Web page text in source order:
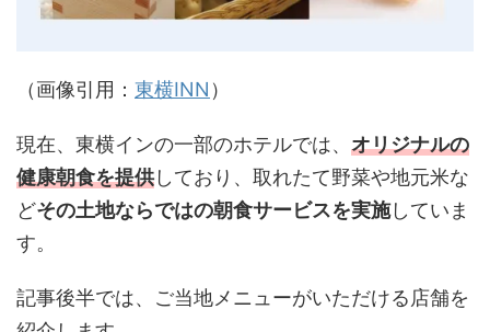
（画像引用： 東横INN ）
現在、東横インの一部のホテルでは、 オリジナルの
健康朝食を提供しており、取れたて野菜や地元米な
どその土地ならではの朝食サービスを実施していま
す。
記事後半では、ご当地メニューがいただける店舗を